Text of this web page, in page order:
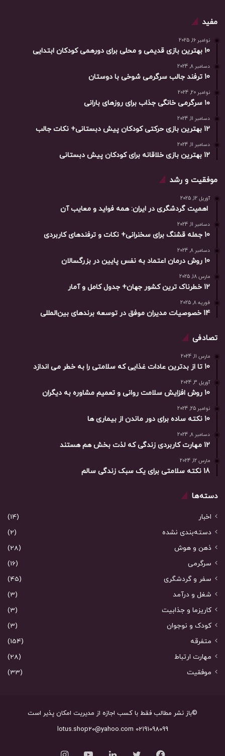
مفید
نوامبر 16, 2025
10 بهترین بازی‌ قدیمی و محلی برای دورهمی کودکان ابتدایی
دسامبر 8, 2024
10 ترفند جالب سرگرمی شوخی با دوستان
نوامبر 20, 2024
۱۰ سرگرمی خانگی جذاب برای روزهای بارانی
دسامبر 11, 2024
12 بهترین بازی حرکتی کودکان پیش دبستانی+ نکات جالب
دسامبر 11, 2024
12 بهترین بازی خلاقانه برای کودکان پیش دبستانی
موفقیت و رشد
آوریل 12, 2025
اهمیت گردشگری در ایران: همه فواید و معایب آن
دسامبر 11, 2024
10 جمله قشنگ برای سخنرانی+ نکات و ترفندهای کاربردی
دسامبر 8, 2024
10 روش درمان اعتماد به نفس پایین در بزرگسالان
مارس 18, 2025
12 خطرناک ترین کشور جهان+ جدول کامل و آمار
فوریه 8, 2025
14 خصوصیات مدیران موفق در توسعه برندهای بین‌المللی
تصادفی
مارس 11, 2024
10 تا از بدترین عادات غذایی که سلامتی را به خطر می اندازد
آوریل 3, 2024
10 روش افزایش سلامت روانی و تعمیم مشاوره به دیگران
نوامبر 25, 2024
10 نکته ساده برای دور ماندن از بیماری ها
دسامبر 8, 2024
12 مهارت کاربردی زندگی که لذت بخش هم هستند
مارس 12, 2024
18 نکته سلامتی برای یک سبک زندگی سالم
دسته‌ها
اخبار
(14)
دسته‌بندی نشده
(2)
ذهن و هوش
(28)
سرگرمی
(16)
سفر و گردشگری
(45)
شغل و درآمد
(3)
کاریزما و جذابیت
(3)
کودک و نوجوان
(3)
متفرقه
(154)
مهارت ارتباط
(28)
موفقیت
(33)
©باز نشر مطالب فقط با کسب اجازه از مدیریت امکان پذیر است
02191098099 lotus.shop20@yahoo.com